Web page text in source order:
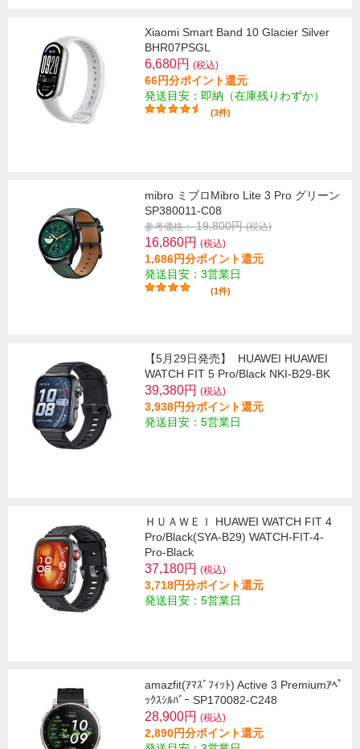
Xiaomi Smart Band 10 Glacier Silver
BHR07PSGL
6,680円 (税込)
66円分ポイント還元
発送目安：即納（在庫残りわずか）
(3件)
mibro ミブロMibro Lite 3 Pro グリーン
SP380011-C08
参考価格： 19,800円(税込)
16,860円 (税込)
1,686円分ポイント還元
発送目安：3営業日
(1件)
【5月29日発売】
HUAWEI HUAWEI
WATCH FIT 5 Pro/Black NKI-B29-BK
39,380円 (税込)
3,938円分ポイント還元
発送目安：5営業日
ＨＵＡＷＥＩ HUAWEI WATCH FIT 4
Pro/Black(SYA-B29) WATCH-FIT-4-
Pro-Black
37,180円 (税込)
3,718円分ポイント還元
発送目安：5営業日
amazfit(ｱﾏｽﾞﾌｨｯﾄ) Active 3 Premiumｱﾍﾟ
ｯｸｽｼﾙﾊﾞｰ SP170082-C248
28,900円 (税込)
2,890円分ポイント還元